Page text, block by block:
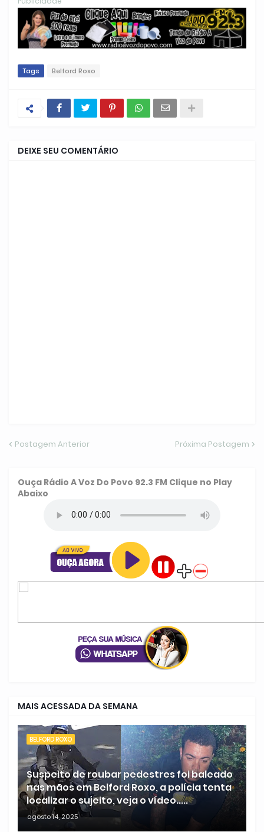
Tags Belford Roxo
DEIXE SEU COMENTÁRIO
Postagem Anterior Próxima Postagem
Ouça Rádio A Voz Do Povo 92.3 FM Clique no Play
Abaixo
MAIS ACESSADA DA SEMANA
BELFORD ROXO
Suspeito de roubar pedestres foi baleado
nas mãos em Belford Roxo, a polícia tenta
localizar o sujeito, veja o vídeo.....
agosto 14, 2025